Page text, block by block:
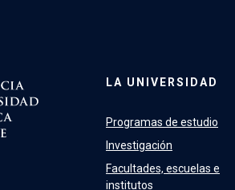
LA UNIVERSIDAD
Programas de estudio
Investigación
Facultades, escuelas e
institutos